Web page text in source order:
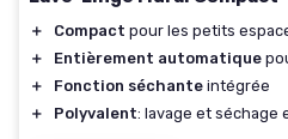
＋ Compact pour les petits
＋
Entièrement automatique
＋
Fonction séchante intégrée
＋
Polyvalent: lavage et séchage